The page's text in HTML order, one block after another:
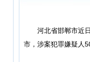
河北省邯郸市近日
市，涉案犯罪嫌疑人